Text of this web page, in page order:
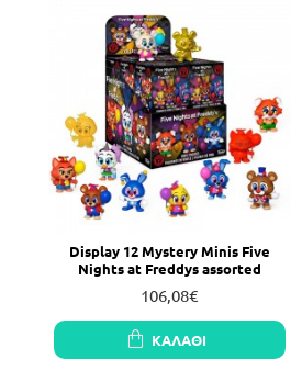
Display 12 Mystery Minis Five
Nights at Freddys assorted
106,08€
ΚΑΛΆΘΙ